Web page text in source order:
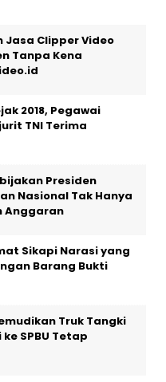
Jasa Clipper Video
Tanpa Kena
2018, Pegawai
TNI Terima
Presiden
Nasional Tak Hanya
Anggaran
Sikapi Narasi yang
Barang Bukti
Truk Tangki
SPBU Tetap